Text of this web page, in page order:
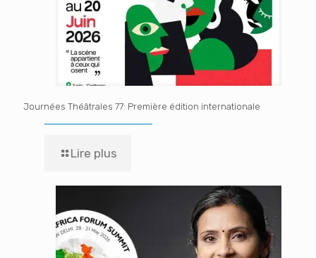
Journées Théâtrales 77: Première édition internationale
Lire plus